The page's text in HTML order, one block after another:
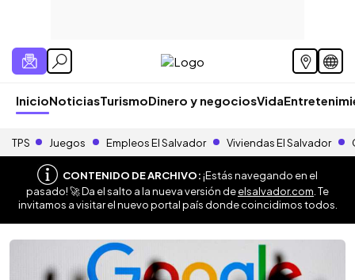
InicioNoticiasTurismoDinero y negociosVida
TPS Juegos Empleos El Salvador Viviendas El Salvador
CONTENIDO DE ARCHIVO:¡Estás navegando en el
pasado! 🚀 Da el salto a la nueva versión deelsalvador.com . Te
invitamos a visitar el nuevo portal país donde coincidimos todos.